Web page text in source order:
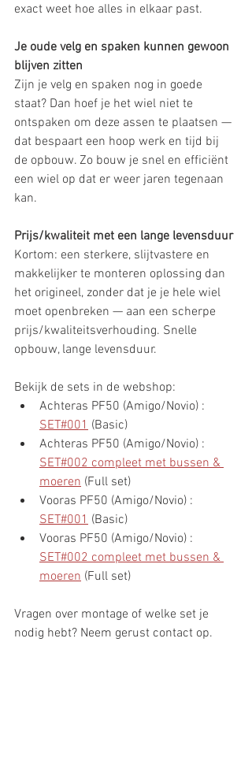
exact weet hoe alles in elkaar past.
Je oude velg en spaken kunnen gewoon
blijven zitten
Zijn je velg en spaken nog in goede
staat? Dan hoef je het wiel niet te
ontspaken om deze assen te plaatsen —
dat bespaart een hoop werk en tijd bij
de opbouw. Zo bouw je snel en efficiënt
een wiel op dat er weer jaren tegenaan
kan.
Prijs/kwaliteit met een lange levensduur
Kortom: een sterkere, slijtvastere en
makkelijker te monteren oplossing dan
het origineel, zonder dat je je hele wiel
moet openbreken — aan een scherpe
prijs/kwaliteitsverhouding. Snelle
opbouw, lange levensduur.
Bekijk de sets in de webshop:
Achteras PF50 (Amigo/Novio) :
SET#001 (Basic)
Achteras PF50 (Amigo/Novio) :
SET#002 compleet met bussen &
moeren (Full set)
Vooras PF50 (Amigo/Novio) :
SET#001 (Basic)
Vooras PF50 (Amigo/Novio) :
SET#002 compleet met bussen &
moeren (Full set)
Vragen over montage of welke set je
nodig hebt? Neem gerust contact op.